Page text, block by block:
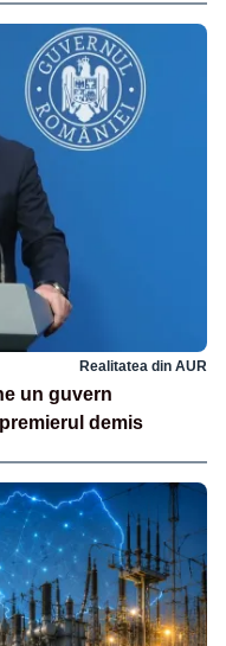
Realitatea din AUR
un guvern
demis